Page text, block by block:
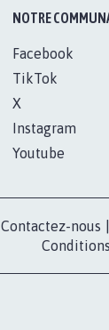
NOTRE
Facebook
TikTok
X
Instagram
Youtube
Contactez-nous